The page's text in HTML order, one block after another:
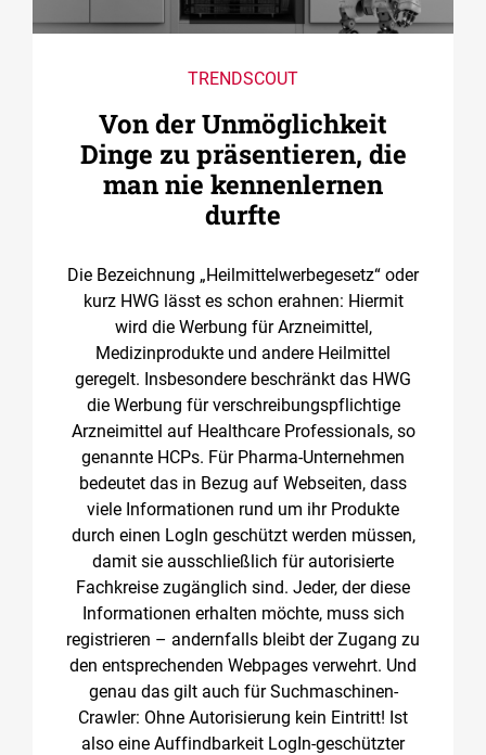
TRENDSCOUT
Von der Unmöglichkeit
Dinge zu präsentieren, die
man nie kennenlernen
durfte
Die Bezeichnung „Heilmittelwerbegesetz“ oder
kurz HWG lässt es schon erahnen: Hiermit
wird die Werbung für Arzneimittel,
Medizinprodukte und andere Heilmittel
geregelt. Insbesondere beschränkt das HWG
die Werbung für verschreibungspflichtige
Arzneimittel auf Healthcare Professionals, so
genannte HCPs. Für Pharma-Unternehmen
bedeutet das in Bezug auf Webseiten, dass
viele Informationen rund um ihr Produkte
durch einen LogIn geschützt werden müssen,
damit sie ausschließlich für autorisierte
Fachkreise zugänglich sind. Jeder, der diese
Informationen erhalten möchte, muss sich
registrieren – andernfalls bleibt der Zugang zu
den entsprechenden Webpages verwehrt. Und
genau das gilt auch für Suchmaschinen-
Crawler: Ohne Autorisierung kein Eintritt! Ist
also eine Auffindbarkeit LogIn-geschützter